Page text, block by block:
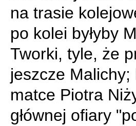
na trasie
po kolei byłyby
Tworki, tyle, że
jeszcze Malichy;
matce Piotra
głównej ofiary